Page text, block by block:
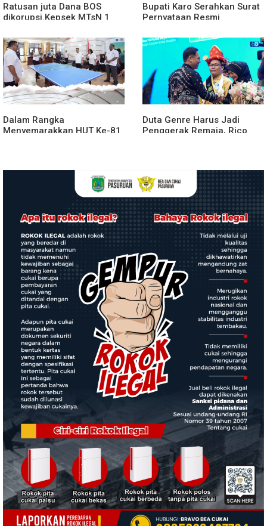
Ratusan juta Dana BOS
dikorupsi.Kepsek MTsN 1
Bupati Karo Serahkan Surat
Pernyataan Resmi
Kabanjahe
Dalam Rangka
Menyemarakkan HUT Ke-81
Duta Genre Harus Jadi
Penggerak Remaja, Rico